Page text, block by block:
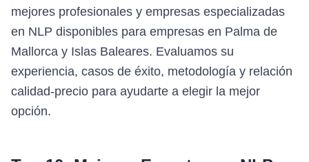
mejores profesionales y empresas especializadas
en NLP disponibles para empresas en Palma de
Mallorca y Islas Baleares. Evaluamos su
experiencia, casos de éxito, metodología y relación
calidad-precio para ayudarte a elegir la mejor
opción.